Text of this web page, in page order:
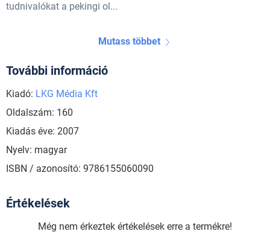
tudnivalókat a pekingi ol...
Mutass többet
További információ
Kiadó: LKG Média Kft
Oldalszám: 160
Kiadás éve: 2007
Nyelv: magyar
ISBN / azonosító: 9786155060090
Értékelések
Még nem érkeztek értékelések erre a termékre!